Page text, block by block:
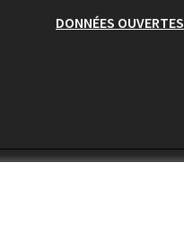
DONNÉES OUVERTES